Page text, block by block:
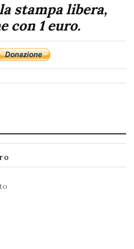
stampa libera,
con 1 euro.